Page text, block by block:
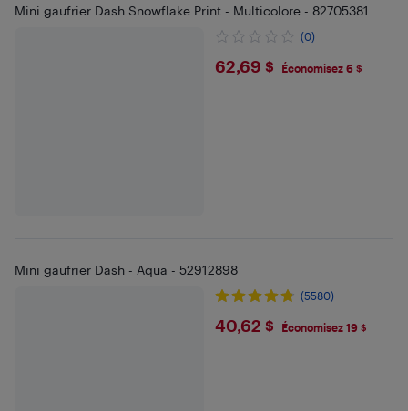
Mini gaufrier Dash Snowflake Print - Multicolore - 82705381
(0)
$62.69
62,69 $ Économisez 6 $
Mini gaufrier Dash - Aqua - 52912898
(5580)
$40.62
40,62 $ Économisez 19 $